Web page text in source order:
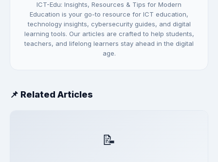
ICT-Edu: Insights, Resources & Tips for Modern
Education is your go-to resource for ICT education,
technology insights, cybersecurity guides, and digital
learning tools. Our articles are crafted to help students,
teachers, and lifelong learners stay ahead in the digital
age.
📌 Related Articles
📝